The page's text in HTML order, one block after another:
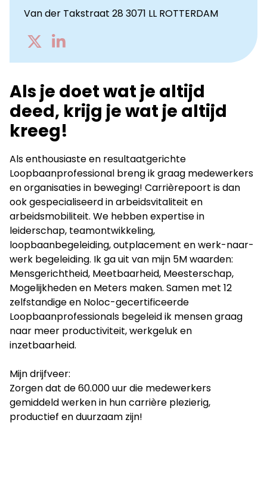
Van der Takstraat 28 3071 LL ROTTERDAM
Go
Als je doet wat je altijd
deed, krijg je wat je altijd
kreeg!
Als enthousiaste en resultaatgerichte
Loopbaanprofessional breng ik graag medewerkers
en organisaties in beweging! Carrièrepoort is dan
ook gespecialiseerd in arbeidsvitaliteit en
arbeidsmobiliteit. We hebben expertise in
leiderschap, teamontwikkeling,
loopbaanbegeleiding, outplacement en werk-naar-
werk begeleiding. Ik ga uit van mijn 5M waarden:
Mensgerichtheid, Meetbaarheid, Meesterschap,
Mogelijkheden en Meters maken. Samen met 12
zelfstandige en Noloc-gecertificeerde
Loopbaanprofessionals begeleid ik mensen graag
naar meer productiviteit, werkgeluk en
inzetbaarheid.
Mijn drijfveer:
Zorgen dat de 60.000 uur die medewerkers
gemiddeld werken in hun carrière plezierig,
productief en duurzaam zijn!